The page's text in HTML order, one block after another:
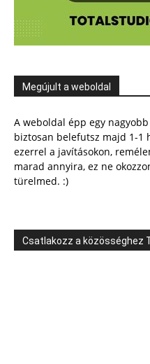
Megújult a weboldal
A weboldal épp egy
biztosan belefutsz majd 1-1
ezerrel a javításokon,
marad annyira, ez ne
türelmed. :)
Csatlakozz a közösséghez